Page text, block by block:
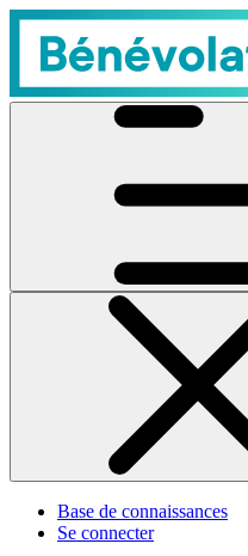
Base de connaissances
Se connecter